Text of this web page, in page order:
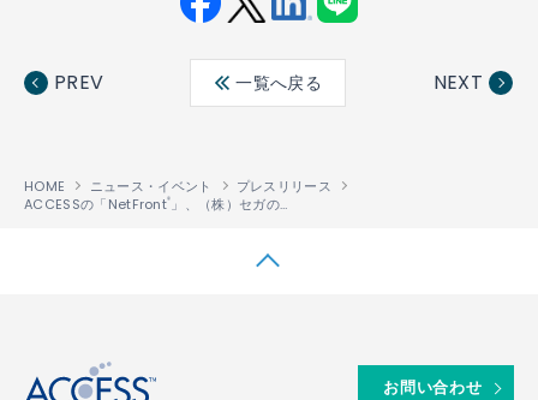
ebo ter
edin
PREV 一覧へ戻る NEXT
HOME ニュース・イベント
プレスリリース
ACCESSの「NetFront® 」、（株）セガのPlayStation
お問い合わせ